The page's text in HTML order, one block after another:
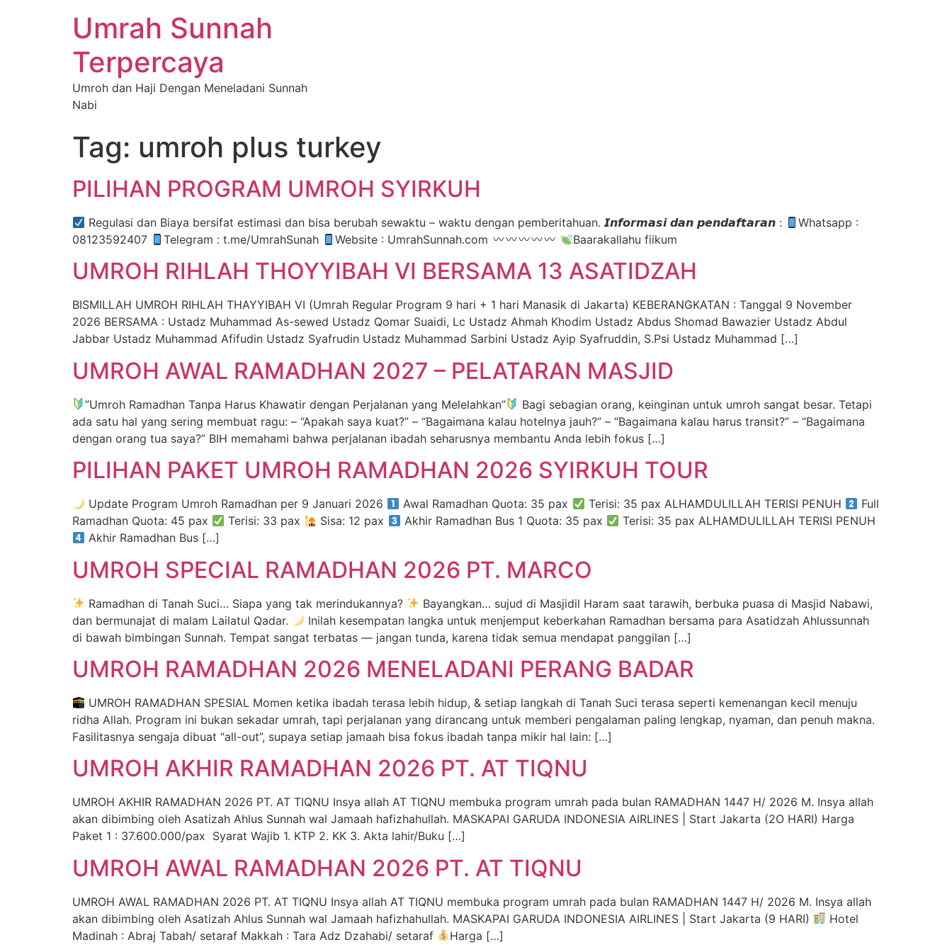
Umrah Sunnah
Terpercaya
Umroh dan Haji Dengan Meneladani Sunnah
Nabi
Tag: umroh plus turkey
PILIHAN PROGRAM UMROH SYIRKUH
Regulasi dan Biaya bersifat estimasi dan bisa berubah sewaktu – waktu dengan pemberitahuan. 𝙄𝙣𝙛𝙤𝙧𝙢𝙖𝙨𝙞 𝙙𝙖𝙣 𝙥𝙚𝙣𝙙𝙖𝙛𝙩𝙖𝙧𝙖𝙣 :
Whatsapp :
08123592407
Telegram : t.me/UmrahSunah Website : UmrahSunnah.com Baarakallahu fiikum
UMROH RIHLAH THOYYIBAH VI BERSAMA 13 ASATIDZAH
BISMILLAH UMROH RIHLAH THAYYIBAH VI (Umrah Regular Program 9 hari + 1 hari Manasik di Jakarta) KEBERANGKATAN : Tanggal 9 November
2026 BERSAMA : Ustadz Muhammad As-sewed Ustadz Qomar Suaidi, Lc Ustadz Ahmah Khodim Ustadz Abdus Shomad Bawazier Ustadz Abdul
Jabbar Ustadz Muhammad Afifudin Ustadz Syafrudin Ustadz Muhammad Sarbini Ustadz Ayip Syafruddin, S.Psi Ustadz Muhammad […]
UMROH AWAL RAMADHAN 2027 – PELATARAN MASJID
”Umroh Ramadhan Tanpa Harus Khawatir dengan Perjalanan yang Melelahkan”
Bagi sebagian orang, keinginan untuk umroh sangat besar. Tetapi
ada satu hal yang sering membuat ragu: – “Apakah saya kuat?” – “Bagaimana kalau hotelnya jauh?” – “Bagaimana kalau harus transit?” – “Bagaimana
dengan orang tua saya?” BIH memahami bahwa perjalanan ibadah seharusnya membantu Anda lebih fokus […]
PILIHAN PAKET UMROH RAMADHAN 2026 SYIRKUH TOUR
Update Program Umroh Ramadhan per 9 Januari 2026 Awal Ramadhan Quota: 35 pax Terisi: 35 pax ALHAMDULILLAH TERISI PENUH
Full
Ramadhan Quota: 45 pax
Terisi: 33 pax Sisa: 12 pax Akhir Ramadhan Bus 1 Quota: 35 pax
Terisi: 35 pax ALHAMDULILLAH TERISI PENUH
Akhir Ramadhan Bus […]
UMROH SPECIAL RAMADHAN 2026 PT. MARCO
Ramadhan di Tanah Suci… Siapa yang tak merindukannya?
Bayangkan… sujud di Masjidil Haram saat tarawih, berbuka puasa di Masjid Nabawi,
dan bermunajat di malam Lailatul Qadar.
Inilah kesempatan langka untuk menjemput keberkahan Ramadhan bersama para Asatidzah Ahlussunnah
di bawah bimbingan Sunnah. Tempat sangat terbatas — jangan tunda, karena tidak semua mendapat panggilan […]
UMROH RAMADHAN 2026 MENELADANI PERANG BADAR
UMROH RAMADHAN SPESIAL Momen ketika ibadah terasa lebih hidup, & setiap langkah di Tanah Suci terasa seperti kemenangan kecil menuju
ridha Allah. Program ini bukan sekadar umrah, tapi perjalanan yang dirancang untuk memberi pengalaman paling lengkap, nyaman, dan penuh makna.
Fasilitasnya sengaja dibuat “all-out”, supaya setiap jamaah bisa fokus ibadah tanpa mikir hal lain: […]
UMROH AKHIR RAMADHAN 2026 PT. AT TIQNU
UMROH AKHIR RAMADHAN 2026 PT. AT TIQNU Insya allah AT TIQNU membuka program umrah pada bulan RAMADHAN 1447 H/ 2026 M. Insya allah
akan dibimbing oleh Asatizah Ahlus Sunnah wal Jamaah hafizhahullah. MASKAPAI GARUDA INDONESIA AIRLINES | Start Jakarta (2O HARI) Harga
Paket 1 : 37.600.000/pax Syarat Wajib 1. KTP 2. KK 3. Akta lahir/Buku […]
UMROH AWAL RAMADHAN 2026 PT. AT TIQNU
UMROH AWAL RAMADHAN 2026 PT. AT TIQNU Insya allah AT TIQNU membuka program umrah pada bulan RAMADHAN 1447 H/ 2026 M. Insya allah
akan dibimbing oleh Asatizah Ahlus Sunnah wal Jamaah hafizhahullah. MASKAPAI GARUDA INDONESIA AIRLINES | Start Jakarta (9 HARI)
Hotel
Madinah : Abraj Tabah/ setaraf Makkah : Tara Adz Dzahabi/ setaraf
Harga […]